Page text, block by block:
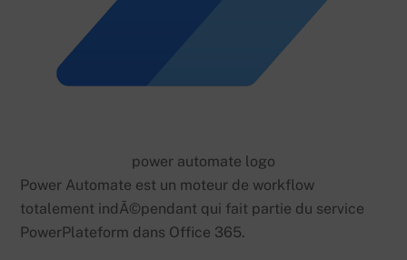
power automate logo
Power Automate est un moteur de workflow
totalement indÃ©pendant qui fait partie du service
PowerPlateform dans Office 365.